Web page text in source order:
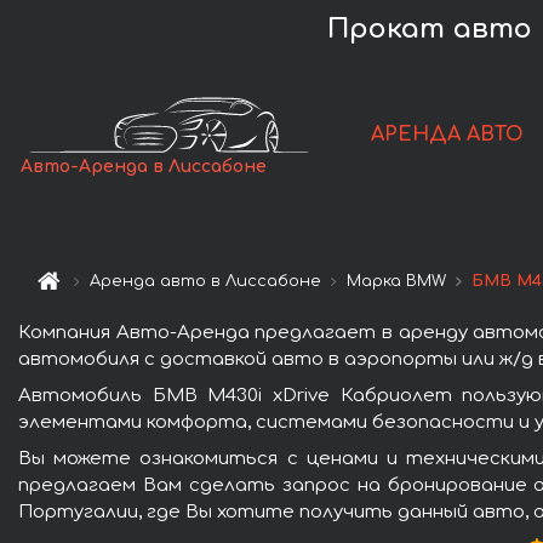
Прокат авто
Авто-Аренда в Лиссабоне
АРЕНДА АВТО
Аренда авто в Лиссабоне Марка BMW БМВ
Компания Авто-Аренда предлагает в аренду
автомобиля с доставкой авто в аэропорты или ж/д
Автомобиль БМВ M430i xDrive Кабриолет
элементами комфорта, системами безопасности и
Вы можете ознакомиться с ценами и
предлагаем Вам сделать запрос на
Португалии, где Вы хотите получить данный